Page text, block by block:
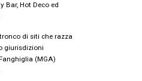
Bar, Hot Deco ed
di siti che razza
giurisdizioni
(MGA)